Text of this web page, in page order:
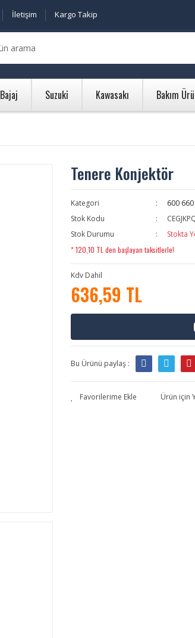
İletişim Kargo Takip
Bajaj Suzuki Kawasakı Bakım
Tenere Konjektör
Kategori
600
Stok Kodu
Stok Durumu
Stokta
* 120,10 TL den başlayan taksitlerle!
Kdv Dahil
636,59 TL
Bu Ürünü paylaş :
Ürün için